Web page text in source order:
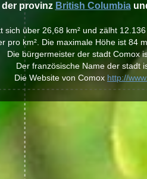
der provinz British Columbia
sich über 26,68 km² und zälht
pro km². Die maximale Höhe ist 84
Die bürgermeister der stadt Comox
Der französische Name der stadt
Die Website von Comox http://